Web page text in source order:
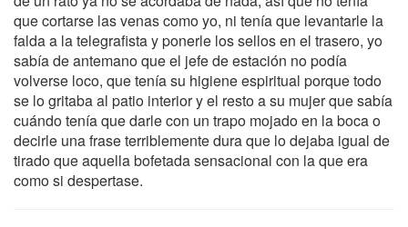
que cortarse las venas como yo, ni tenía que levantarle la
falda a la telegrafista y ponerle los sellos en el trasero, yo
sabía de antemano que el jefe de estación no podía
volverse loco, que tenía su higiene espiritual porque todo
se lo gritaba al patio interior y el resto a su mujer que sabía
cuándo tenía que darle con un trapo mojado en la boca o
decirle una frase terriblemente dura que lo dejaba igual de
tirado que aquella bofetada sensacional con la que era
como si despertase.